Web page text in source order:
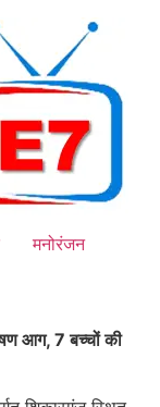
मनोरंजन
आग, 7 बच्चों की